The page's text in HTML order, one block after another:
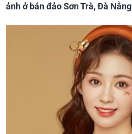
ảnh ở bán đảo Sơn Trà, Đà Nẵng